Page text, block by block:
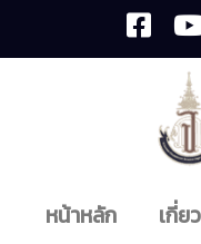
หน้าหลัก เกี่ย